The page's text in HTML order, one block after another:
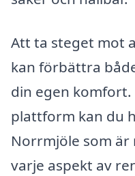
Att ta steget mot
kan förbättra
din egen
plattform kan du
Norrmjöle som
varje aspekt av